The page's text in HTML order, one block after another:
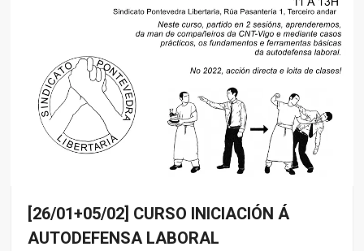
Eventos
[26/01+05/02] CURSO INICIACIÓN Á
AUTODEFENSA LABORAL